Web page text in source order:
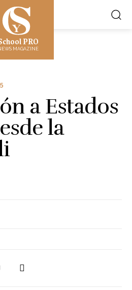
PRO
MAGAZINE
a Estados
la